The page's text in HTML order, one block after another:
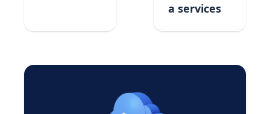
a services